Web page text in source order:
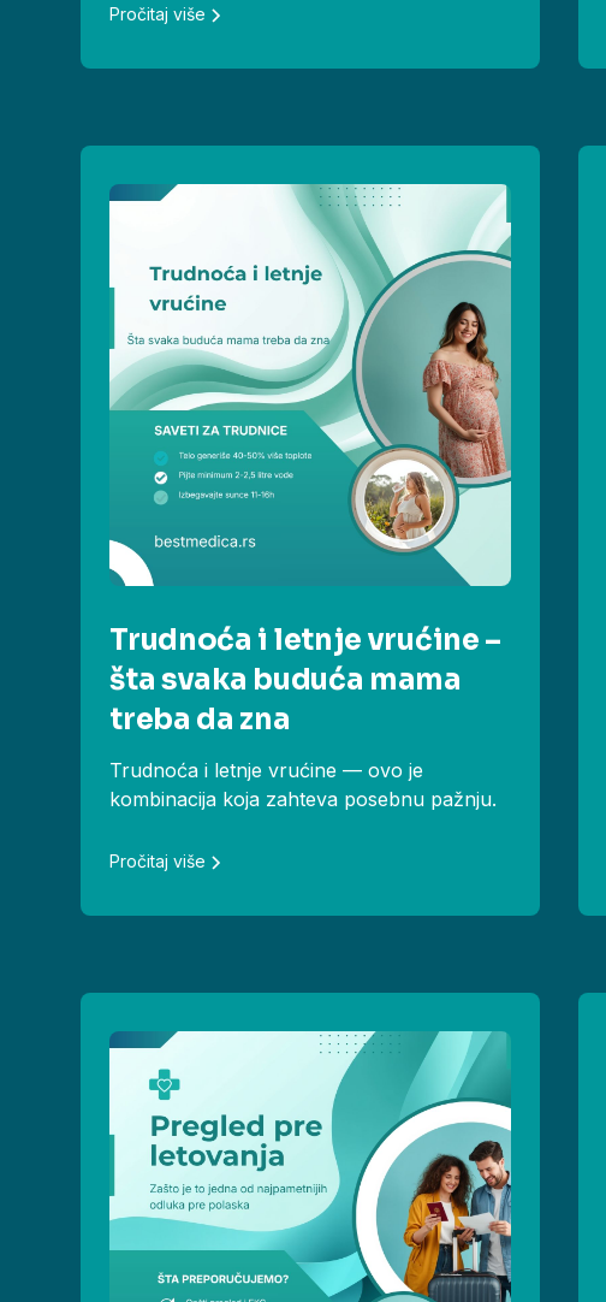
Pročitaj više
Trudnoća i letnje vrućine –
šta svaka buduća mama
treba da zna
Trudnoća i letnje vrućine — ovo je
kombinacija koja zahteva posebnu pažnju.
Pročitaj više